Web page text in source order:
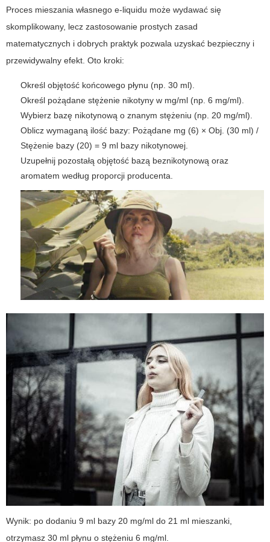
Proces mieszania własnego e-liquidu może wydawać się
skomplikowany, lecz zastosowanie prostych zasad
matematycznych i dobrych praktyk pozwala uzyskać bezpieczny i
przewidywalny efekt. Oto kroki:
Określ objętość końcowego płynu (np. 30 ml).
Określ pożądane stężenie nikotyny w mg/ml (np. 6 mg/ml).
Wybierz bazę nikotynową o znanym stężeniu (np. 20 mg/ml).
Oblicz wymaganą ilość bazy: Pożądane mg (6) × Obj. (30 ml) /
Stężenie bazy (20) = 9 ml bazy nikotynowej.
Uzupełnij pozostałą objętość bazą beznikotynową oraz
aromatem według proporcji producenta.
Wynik: po dodaniu 9 ml bazy 20 mg/ml do 21 ml mieszanki,
otrzymasz 30 ml płynu o stężeniu 6 mg/ml.